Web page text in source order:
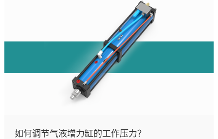
如何调节气液增力缸的工作压力？